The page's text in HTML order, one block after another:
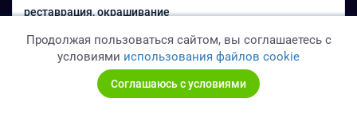
реставрация, окрашивание
ФОТО И КОНТЕНТ
Продолжая пользоваться сайтом, вы соглашаетесь с
условиями использования файлов cookie
Соглашаюсь с условиями